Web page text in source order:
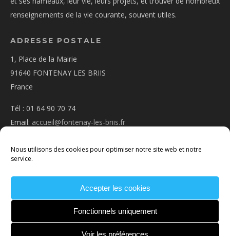
Nous utilisons des cookies pour optimiser notre site web et notre
service.
Accepter les cookies
Fonctionnels uniquement
Voir les préférences
renseignements de la vie courante, souvent utiles.
ADRESSE POSTALE
1, Place de la Mairie
91640 FONTENAY LES BRIIS
France
Tél : 01 64 90 70 74
Email: accueil@fontenay-les-briis.fr
NOUS CONTACTER
LÉGALES
POLITIQUE DE COOKIES
CONDITIONS
GÉNÉRALES